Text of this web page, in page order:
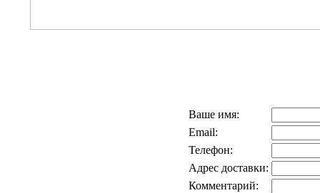
Ваше имя:
Email:
Телефон:
Адрес доставки:
Комментарий: